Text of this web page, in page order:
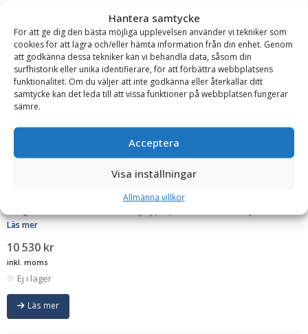
Hantera samtycke
För att ge dig den bästa möjliga upplevelsen använder vi tekniker som
cookies för att lagra och/eller hämta information från din enhet. Genom
att godkänna dessa tekniker kan vi behandla data, såsom din
surfhistorik eller unika identifierare, för att förbättra webbplatsens
funktionalitet. Om du väljer att inte godkänna eller återkallar ditt
samtycke kan det leda till att vissa funktioner på webbplatsen fungerar
sämre.
Acceptera
Visa inställningar
Allmänna villkor
EJ I LAGER
NNZ
Storsäck för spannmål – 1000 liter, antal 100 st, UV-
Dimension nedre öppning:
Dimension övre öppning: 350*500 mm
Läs mer
10 530 kr
inkl. moms
Ej i lager
Läs mer